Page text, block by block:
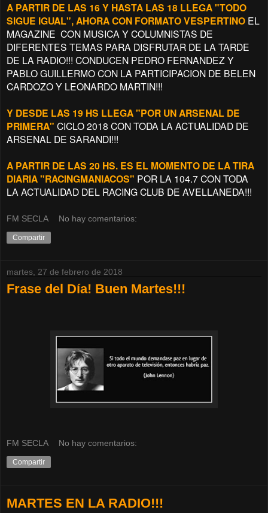
A PARTIR DE LAS 16 Y HASTA LAS 18 LLEGA "TODO
SIGUE IGUAL", AHORA CON FORMATO VESPERTINO EL
MAGAZINE CON MUSICA Y COLUMNISTAS DE
DIFERENTES TEMAS PARA DISFRUTAR DE LA TARDE
DE LA RADIO!!! CONDUCEN PEDRO FERNANDEZ Y
PABLO GUILLERMO CON LA PARTICIPACION DE BELEN
CARDOZO Y LEONARDO MARTIN!!!
Y DESDE LAS 19 HS LLEGA "POR UN ARSENAL DE
PRIMERA" CICLO 2018 CON TODA LA ACTUALIDAD DE
ARSENAL DE SARANDI!!!
A PARTIR DE LAS 20 HS. ES EL MOMENTO DE LA TIRA
DIARIA "RACINGMANIACOS" POR LA 104.7 CON TODA
LA ACTUALIDAD DEL RACING CLUB DE AVELLANEDA!!!
FM SECLA No hay comentarios:
Compartir
martes, 27 de febrero de 2018
Frase del Día! Buen Martes!!!
FM SECLA No hay comentarios:
Compartir
MARTES EN LA RADIO!!!